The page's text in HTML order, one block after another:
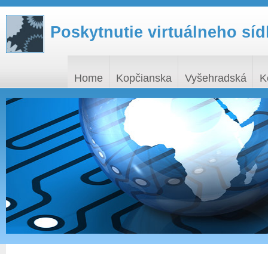
Poskytnutie virtuálneho
Home Kopčianska Vyšehradská